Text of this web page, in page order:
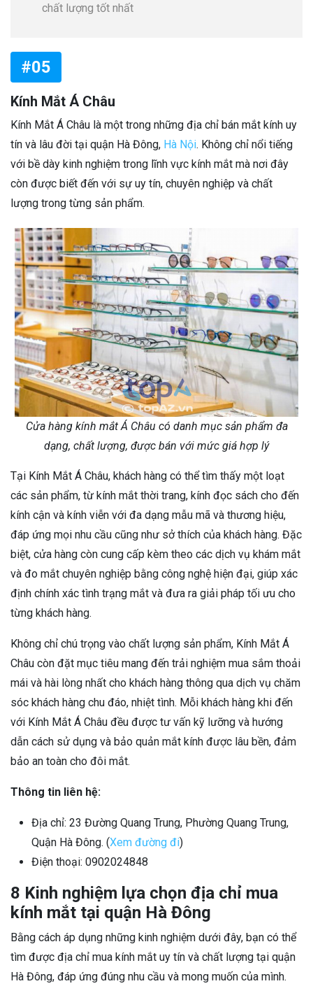
chất lượng tốt nhất
#05
Kính Mắt Á Châu
Kính Mắt Á Châu là một trong những địa chỉ bán mắt kính uy
tín và lâu đời tại quận Hà Đông, Hà Nội. Không chỉ nổi tiếng
với bề dày kinh nghiệm trong lĩnh vực kính mắt mà nơi đây
còn được biết đến với sự uy tín, chuyên nghiệp và chất
lượng trong từng sản phẩm.
Cửa hàng kính mắt Á Châu có danh mục sản phẩm đa
dạng, chất lượng, được bán với mức giá hợp lý
Tại Kính Mắt Á Châu, khách hàng có thể tìm thấy một loạt
các sản phẩm, từ kính mắt thời trang, kính đọc sách cho đến
kính cận và kính viễn với đa dạng mẫu mã và thương hiệu,
đáp ứng mọi nhu cầu cũng như sở thích của khách hàng. Đặc
biệt, cửa hàng còn cung cấp kèm theo các dịch vụ khám mắt
và đo mắt chuyên nghiệp bằng công nghệ hiện đại, giúp xác
định chính xác tình trạng mắt và đưa ra giải pháp tối ưu cho
từng khách hàng.
Không chỉ chú trọng vào chất lượng sản phẩm, Kính Mắt Á
Châu còn đặt mục tiêu mang đến trải nghiệm mua sắm thoải
mái và hài lòng nhất cho khách hàng thông qua dịch vụ chăm
sóc khách hàng chu đáo, nhiệt tình. Mỗi khách hàng khi đến
với Kính Mắt Á Châu đều được tư vấn kỹ lưỡng và hướng
dẫn cách sử dụng và bảo quản mắt kính được lâu bền, đảm
bảo an toàn cho đôi mắt.
Thông tin liên hệ:
Địa chỉ: 23 Đường Quang Trung, Phường Quang Trung,
Quận Hà Đông. (Xem đường đi)
Điện thoại: 0902024848
8 Kinh nghiệm lựa chọn địa chỉ mua
kính mắt tại quận Hà Đông
Bằng cách áp dụng những kinh nghiệm dưới đây, bạn có thể
tìm được địa chỉ mua kính mắt uy tín và chất lượng tại quận
Hà Đông, đáp ứng đúng nhu cầu và mong muốn của mình.